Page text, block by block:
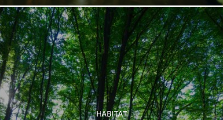
HABITAT